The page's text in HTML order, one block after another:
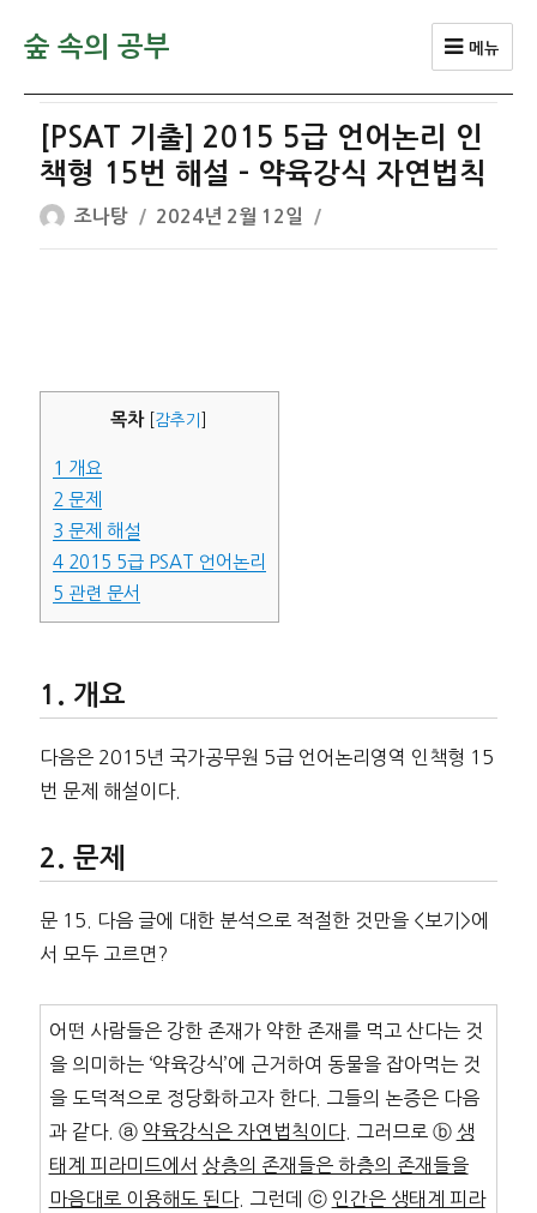
숲 속의 공부 메뉴
[PSAT 기출] 2015 5급 언어논리 인
책형 15번 해설 – 약육강식 자연법칙
글
쓴
조나탕
작
성
2024년 2월 12일
목차 감추기
1 개요
2 문제
3 문제 해설
42015 5급 PSAT 언어논리
5 관련 문서
개요
다음은 2015년 국가공무원 5급 언어논리영역 인책형 15
번 문제 해설이다.
문제
문 15. 다음 글에 대한 분석으로 적절한 것만을 <보기>에
서 모두 고르면?
어떤 사람들은 강한 존재가 약한 존재를 먹고 산다는 것
을 의미하는 ‘약육강식’에 근거하여 동물을 잡아먹는 것
을 도덕적으로 정당화하고자 한다. 그들의 논증은 다음
과 같다. ⓐ 약육강식은 자연법칙이다. 그러므로 ⓑ 생
태계 피라미드에서 상층의 존재들은 하층의 존재들을
마음대로 이용해도 된다. 그런데 ⓒ 인간은 생태계 피라